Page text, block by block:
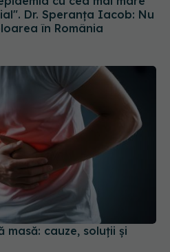
Dr. Speranța Iacob: Nu
în România
masă: cauze, soluții și